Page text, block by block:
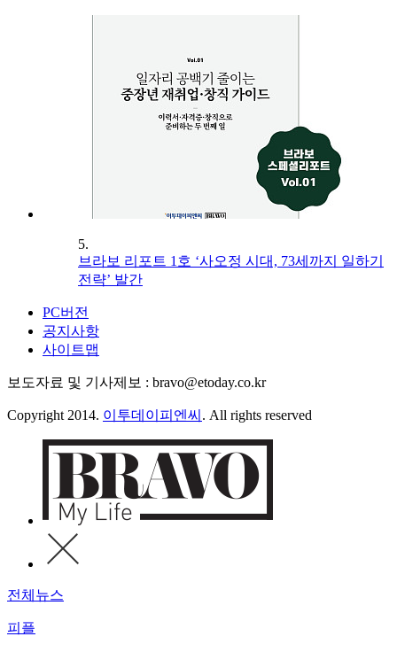
5.
브라보 리포트 1호 ‘사오정 시대, 73세까지 일하기
전략’ 발간
PC버전
공지사항
사이트맵
보도자료 및 기사제보 : bravo@etoday.co.kr
Copyright 2014. 이투데이피엔씨 . All rights reserved
전체뉴스
피플